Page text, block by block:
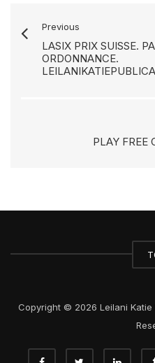
Previous
LASIX PRIX SUISSE.
ORDONNANCE.
PLAY FREE
Copyright © 2026 Leilani Katie